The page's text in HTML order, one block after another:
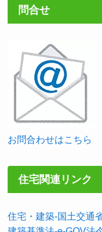
問合せ
お問合わせはこちら
住宅関連リンク
住宅・建築-国土交通